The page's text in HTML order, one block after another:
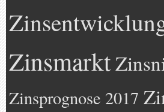
Zinsmarkt
Zinsprognose 2017